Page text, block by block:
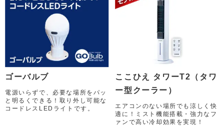
ゴーバルブ
電源いらずで、必要な場所をパッ
と明るくできる！取り外し可能な
コードレスLEDライトです。
ここひえ タワーT2（タワ
ー型クーラー）
エアコンのない場所でも涼しく快
適に！ミスト機能搭載・強力なフ
ァンで高い冷却効果を実現！